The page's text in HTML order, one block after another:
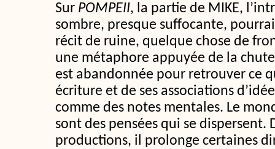
Sur POMPEII, la partie de MIKE,
sombre, presque suffocante,
récit de ruine, quelque chose de
une métaphore appuyée de la
est abandonnée pour retrouver ce
écriture et de ses associations
comme des notes mentales. Le
sont des pensées qui se dispersent.
productions, il prolonge certaines